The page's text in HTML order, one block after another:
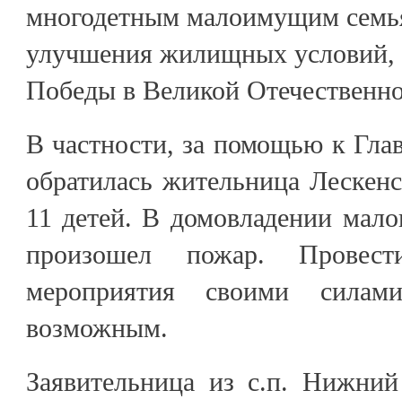
многодетным малоимущим
улучшения жилищных условий,
Победы в Великой
В частности, за помощью к
обратилась жительница
11 детей. В домовладении
произошел пожар.
мероприятия своими
возможным.
Заявительница из с.п.